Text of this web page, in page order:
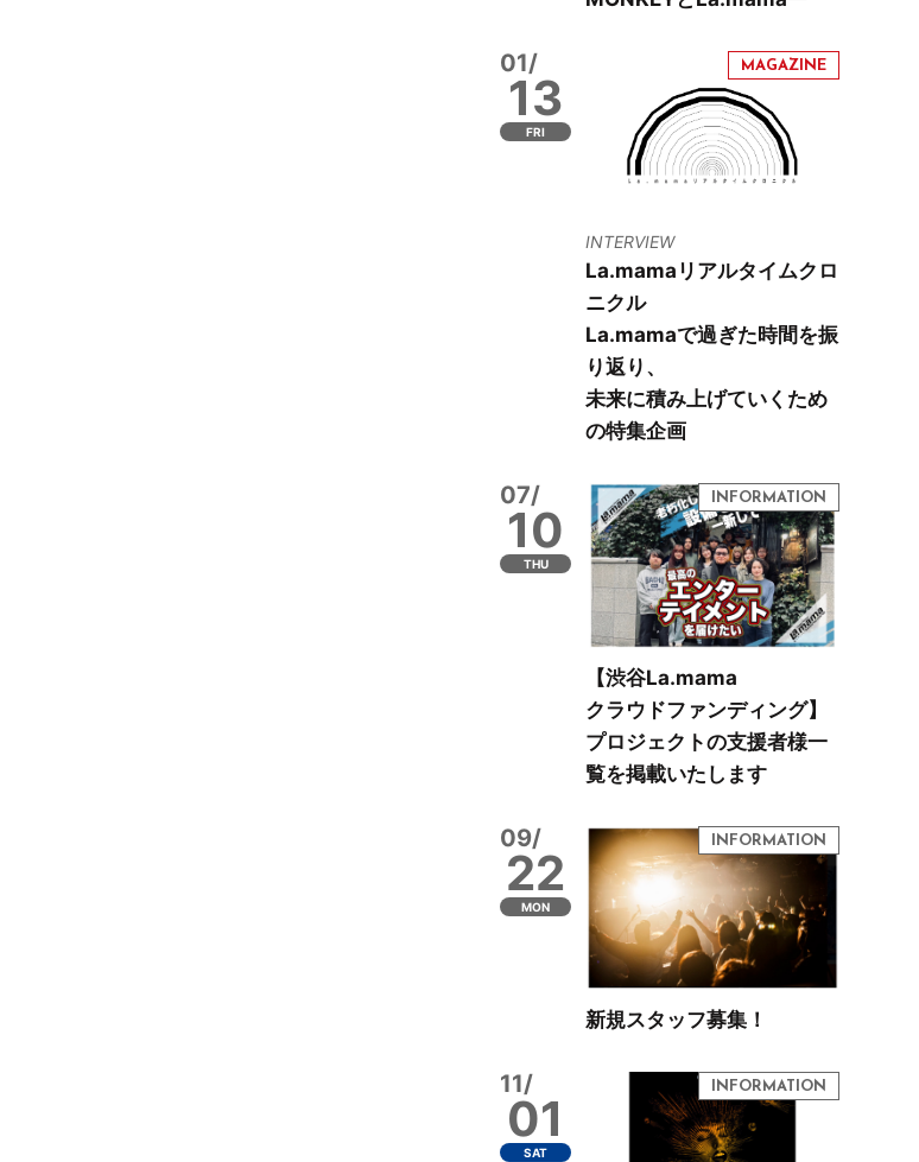
01/
13
FRI
INTERVIEW
La.mamaリアルタイムクロ
ニクル
La.mamaで過ぎた時間を振
り返り、
未来に積み上げていくため
の特集企画
07/
10
THU
【渋谷La.mama
クラウドファンディング】
プロジェクトの支援者様一
覧を掲載いたします
09/
22
MON
新規スタッフ募集！
11/
01
SAT